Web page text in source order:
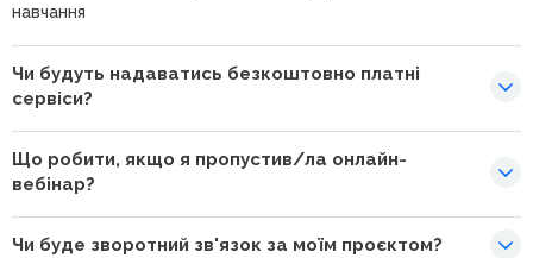
навчання
Чи будуть надаватись безкоштовно платні
сервіси?
Що робити, якщо я пропустив/ла онлайн-
вебінар?
Чи буде зворотний зв'язок за моїм проєктом?